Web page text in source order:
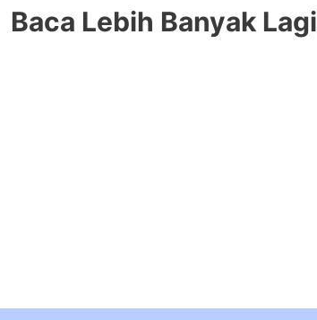
Baca Lebih Banyak Lagi